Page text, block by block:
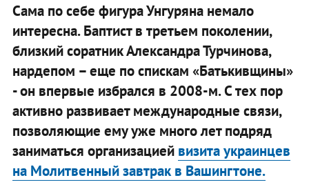
Сама по себе фигура Унгуряна немало
интересна. Баптист в третьем поколении,
близкий соратник Александра Турчинова,
нардепом – еще по спискам «Батькивщины»
- он впервые избрался в 2008-м. С тех пор
активно развивает международные связи,
позволяющие ему уже много лет подряд
заниматься организацией визита украинцев
на Молитвенный завтрак в Вашингтоне.